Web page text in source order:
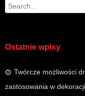
Search
Ostatnie wpisy
Twórcze możliwości
zastosowania w